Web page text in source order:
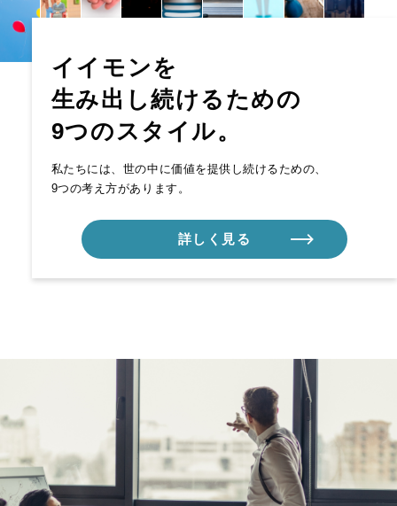
イイモンを
生み出し続けるための
9つのスタイル。
私たちには、世の中に価値を提供し続けるための、
9つの考え方があります。
詳しく見る